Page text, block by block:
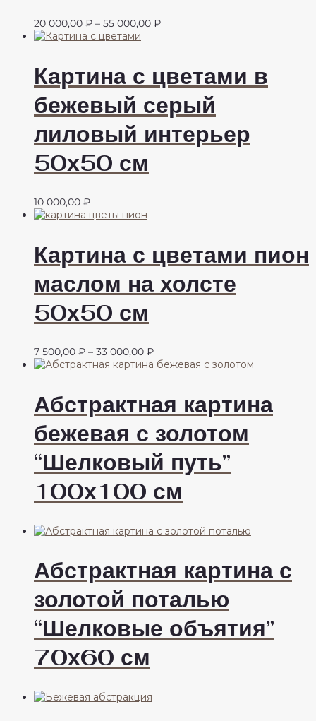
20 000,00 ₽ – 55 000,00 ₽Диапазон
–
55
000,00 ₽
Картина с цветами в
бежевый серый
лиловый интерьер
50х50 см
10 000,00 ₽
Картина с цветами пион
маслом на холсте
50х50 см
7 500,00 ₽ – 33 000,00 ₽Диапазон
цен:
–
33
000,00 ₽
Абстрактная картина
бежевая с золотом
“Шелковый путь”
100х100 см
Абстрактная картина с
золотой поталью
“Шелковые объятия”
70х60 см